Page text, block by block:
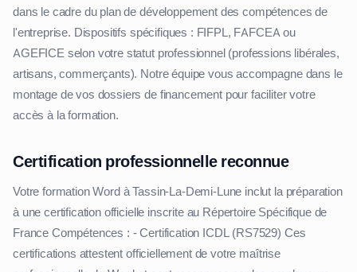
dans le cadre du plan de développement des compétences de
l'entreprise. Dispositifs spécifiques : FIFPL, FAFCEA ou
AGEFICE selon votre statut professionnel (professions libérales,
artisans, commerçants). Notre équipe vous accompagne dans le
montage de vos dossiers de financement pour faciliter votre
accès à la formation.
Certification professionnelle reconnue
Votre formation Word à Tassin-La-Demi-Lune inclut la préparation
à une certification officielle inscrite au Répertoire Spécifique de
France Compétences : - Certification ICDL (RS7529) Ces
certifications attestent officiellement de votre maîtrise